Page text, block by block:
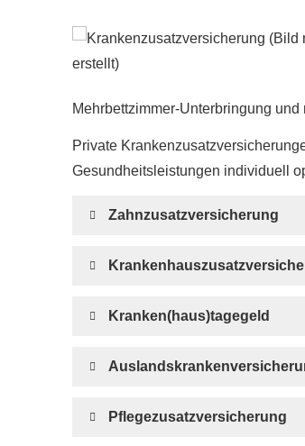
Mehrbettzimmer-Unterbringung
Private
Gesundheitsleistungen individuell
Zahn­zu­satz­ver­si­che­rung
Kranken(haus)tagegeld
Pflegezusatzversicherung